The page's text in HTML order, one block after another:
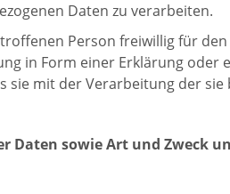
Daten zu verarbeiten.
Person freiwillig für
in Form einer Erklärung
sie mit der Verarbeitung der
Daten sowie Art und Zweck